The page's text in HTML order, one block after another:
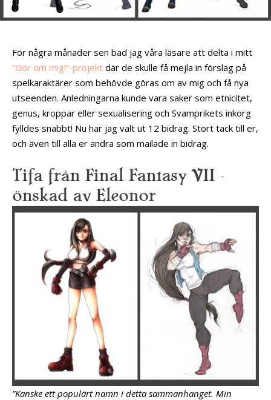
För några månader sen bad jag våra läsare att delta i mitt
”Gör om mig!”-projekt där de skulle få mejla in förslag på
spelkaraktärer som behövde göras om av mig och få nya
utseenden. Anledningarna kunde vara saker som etnicitet,
genus, kroppar eller sexualisering och Svamprikets inkorg
fylldes snabbt! Nu har jag valt ut 12 bidrag. Stort tack till er,
och även till alla er andra som mailade in bidrag.
Tifa från Final Fantasy VII –
önskad av Eleonor
”Kanske ett populärt namn i detta sammanhanget. Min